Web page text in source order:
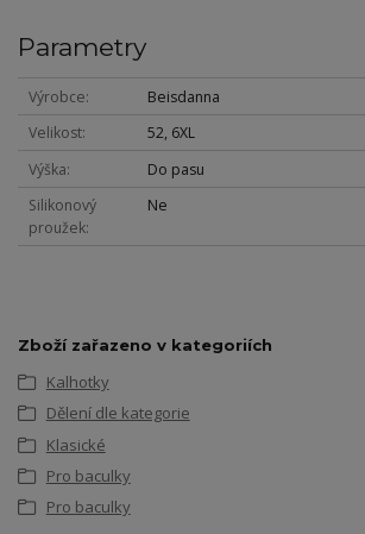
Parametry
Výrobce
Beisdanna
Velikost
52, 6XL
Výška
Do pasu
Silikonový
proužek
Ne
Zboží zařazeno v kategoriích
Kalhotky
Dělení dle kategorie
Klasické
Pro baculky
Pro baculky